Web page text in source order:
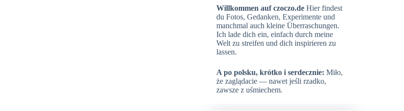
Willkommen auf czoczo.de Hier findest
du Fotos, Gedanken, Experimente und
manchmal auch kleine Überraschungen.
Ich lade dich ein, einfach durch meine
Welt zu streifen und dich inspirieren zu
lassen.
A po polsku, krótko i serdecznie: Miło,
że zaglądacie — nawet jeśli rzadko,
zawsze z uśmiechem.